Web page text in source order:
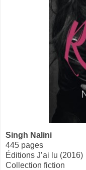
Singh Nalini
445 pages
Éditions J’ai lu (2016)
Collection fiction